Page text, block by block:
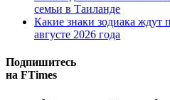
семьи в Таиланде
Какие знаки зодиака
августе 2026 года
Подпишитесь
на FTimes